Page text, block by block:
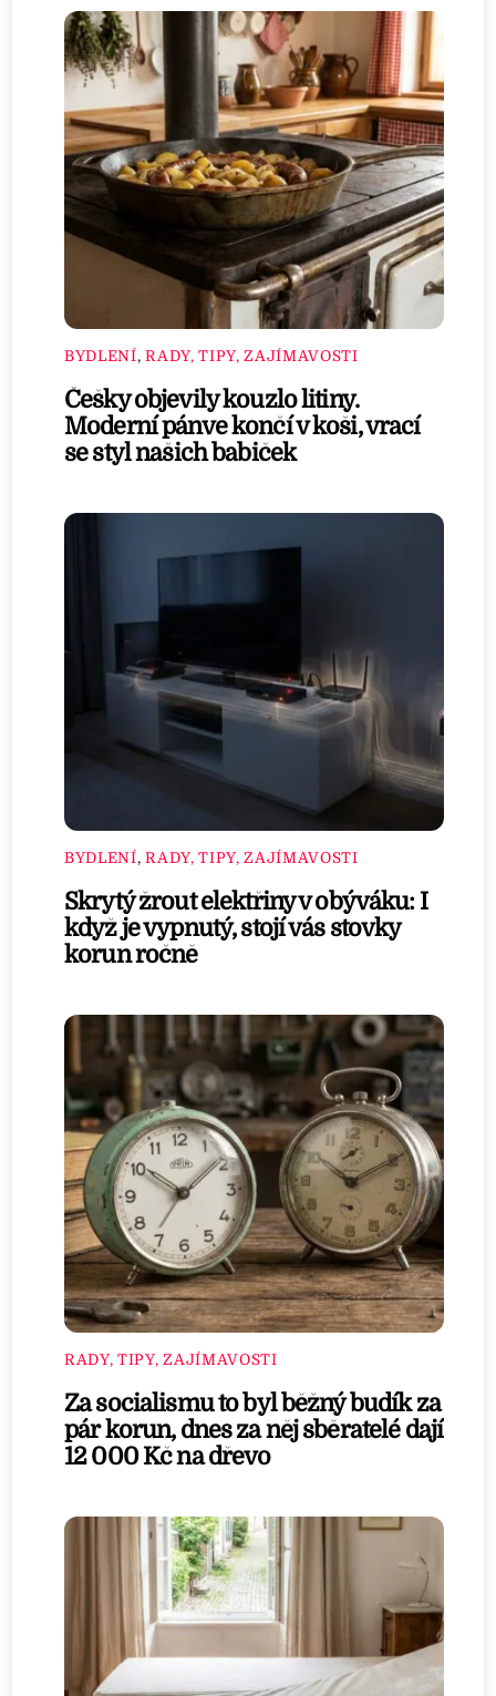
BYDLENÍ,RADY, TIPY, ZAJÍMAVOSTI
Češky objevily kouzlo litiny.
Moderní pánve končí v koši, vrací
se styl našich babiček
BYDLENÍ,RADY, TIPY, ZAJÍMAVOSTI
Skrytý žrout elektřiny v obýváku: I
když je vypnutý, stojí vás stovky
korun ročně
RADY, TIPY, ZAJÍMAVOSTI
Za socialismu to byl běžný budík za
pár korun, dnes za něj sběratelé dají
12 000 Kč na dřevo